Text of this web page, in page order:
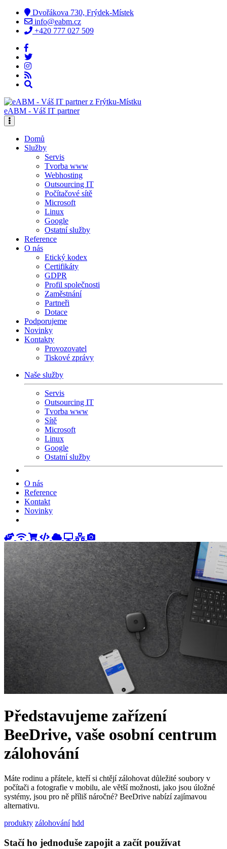
Dvořákova 730, Frýdek-Místek
info@eabm.cz
+420 777 027 509
eABM - Váš IT partner
Domů
Služby
Servis
Tvorba www
Webhosting
Outsourcing IT
Počítačové sítě
Microsoft
Linux
Google
Ostatní služby
Reference
O nás
Etický kodex
Certifikáty
GDPR
Profil společnosti
Zaměstnání
Partneři
Dotace
Podporujeme
Novinky
Kontakty
Provozovatel
Tiskové zprávy
Naše služby
Servis
Outsourcing IT
Tvorba www
Sítě
Microsoft
Linux
Google
Ostatní služby
O nás
Reference
Kontakt
Novinky
Představujeme zařízení
BeeDrive, vaše osobní centrum
zálohování
Máte rodinu a přátele, kteří si chtějí zálohovat důležité soubory v
počítači a fotografie v mobilu, ale větší možnosti, jako jsou úložné
systémy, jsou pro ně příliš náročné? BeeDrive nabízí zajímavou
alternativu.
produkty zálohování hdd
Stačí ho jednoduše zapojit a začít používat